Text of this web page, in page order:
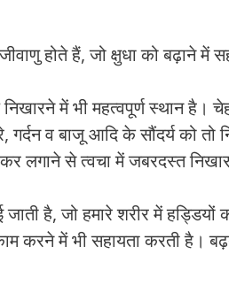
होते हैं, जो क्षुधा को बढ़ाने में
में भी महत्वपूर्ण स्थान है।
व बाजू आदि के सौंदर्य को तो
लगाने से त्वचा में जबरदस्त
है, जो हमारे शरीर में
करने में भी सहायता करती है।